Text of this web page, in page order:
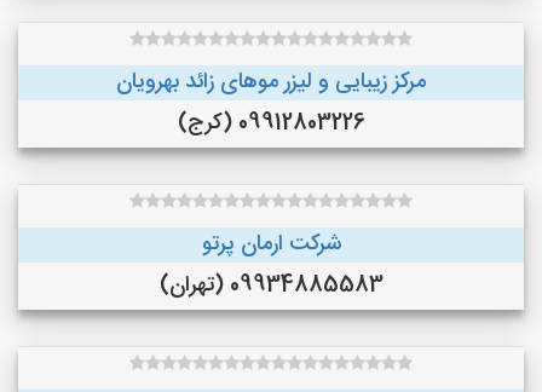
مرکز زیبایی و لیزر موهای زائد بهرویان
09912803226 (کرج)
شرکت ارمان پرتو
09934885583 (تهران)